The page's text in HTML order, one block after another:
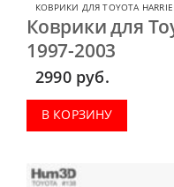
КОВРИКИ ДЛЯ TOYOTA
Коврики для
1997-2003
2990 руб.
В КОРЗИНУ